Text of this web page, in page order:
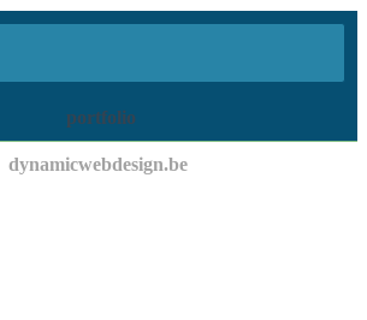
portfolio
dynamicwebdesign.be